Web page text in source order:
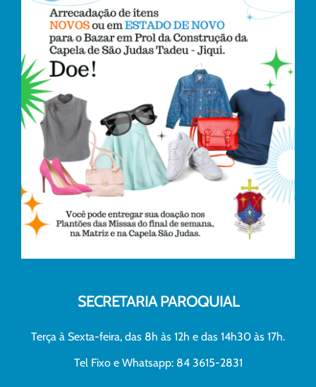
SECRETARIA PAROQUIAL
Terça à Sexta-feira, das 8h às 12h e das 14h30 às 17h.
Tel Fixo e Whatsapp: 84 3615-2831